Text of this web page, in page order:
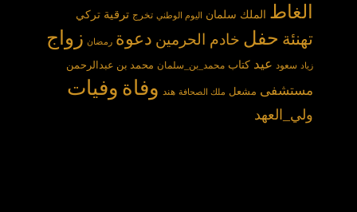
الغاط الملك سلمان اليوم الوطني تخرج ترقية تركي
تهنئة حفل خادم الحرمين دعوة رمضان زواج
زياد سعود عيد كتاب محمد_بن_سلمان محمد بن عبدالرحمن
مستشفى مشعل ملك الصحافة هند وفاة وفيات
ولي_العهد